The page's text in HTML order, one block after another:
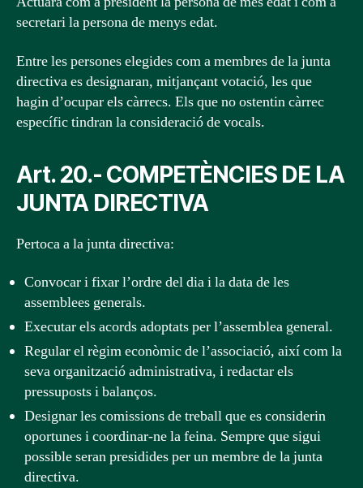
secretari la persona de menys edat.
Entre les persones elegides com a membres de la junta
directiva es designaran, mitjançant votació, les que
hagin d’ocupar els càrrecs. Els que no ostentin càrrec
específic tindran la consideració de vocals.
Art. 20.- COMPETÈNCIES DE LA
JUNTA DIRECTIVA
Pertoca a la junta directiva:
Convocar i fixar l’ordre del dia i la data de les
assemblees generals.
Executar els acords adoptats per l’assemblea general.
Regular el règim econòmic de l’associació, així com la
seva organització administrativa, i redactar els
pressuposts i balanços.
Designar les comissions de treball que es considerin
oportunes i coordinar-ne la feina. Sempre que sigui
possible seran presidides per un membre de la junta
directiva.